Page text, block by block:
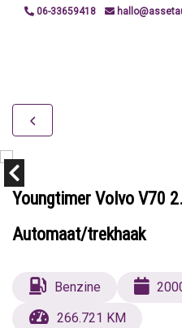
06-33659418
Youngtimer Volvo V70
Automaat/trekhaak
Benzine
266.721 KM